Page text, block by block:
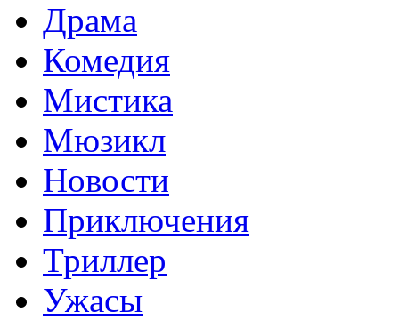
Драма
Комедия
Мистика
Мюзикл
Новости
Приключения
Триллер
Ужасы